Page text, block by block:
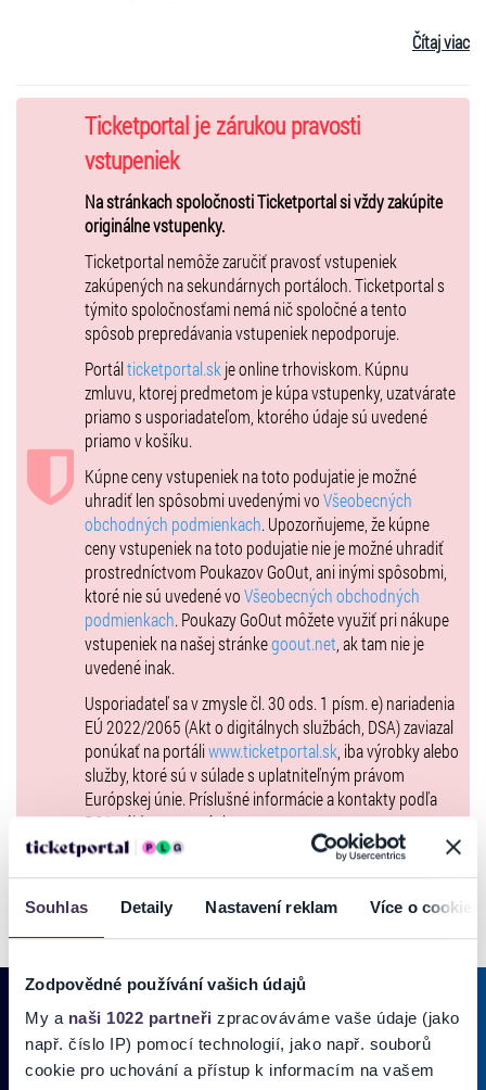
Souhlas Detaily Nastavení reklam Více o cookies
Zodpovědné používání vašich údajů
My a naši 1022 partneři zpracováváme vaše údaje (jako
např. číslo IP) pomocí technologií, jako např. souborů
cookie pro uchování a přístup k informacím na vašem
Fanúšikom hostí odporúčame zakúpiť si vstupenky do pravej časti
Čítaj viac
Ticketportal je zárukou pravosti
vstupeniek
Na stránkach spoločnosti Ticketportal si vždy zakúpite
originálne vstupenky.
Ticketportal nemôže zaručiť pravosť vstupeniek
zakúpených na sekundárnych portáloch. Ticketportal s
týmito spoločnosťami nemá nič spoločné a tento
spôsob prepredávania vstupeniek nepodporuje.
Portálticketportal.sk je online trhoviskom. Kúpnu
zmluvu, ktorej predmetom je kúpa vstupenky, uzatvárate
priamo s usporiadateľom, ktorého údaje sú uvedené
priamo v košíku.
Kúpne ceny vstupeniek na toto podujatie je možné
uhradiť len spôsobmi uvedenými voVšeobecných
obchodných podmienkach. Upozorňujeme, že kúpne
ceny vstupeniek na toto podujatie nie je možné uhradiť
prostredníctvom Poukazov GoOut, ani inými spôsobmi,
ktoré nie sú uvedené voVšeobecných obchodných
podmienkach. Poukazy GoOut môžete využiť pri nákupe
vstupeniek na našej stránkegoout.net , ak tam nie je
uvedené inak.
Usporiadateľ sa v zmysle čl. 30 ods. 1 písm. e) nariadenia
EÚ 2022/2065 (Akt o digitálnych službách, DSA) zaviazal
ponúkať na portáliwww.ticketportal.sk , iba výrobky alebo
služby, ktoré sú v súlade s uplatniteľným právom
Európskej únie. Príslušné informácie a kontakty podľa
DSA nájdete na stránketu.
PRIHLÁSIŤ SA KODBERU NOVINIEK